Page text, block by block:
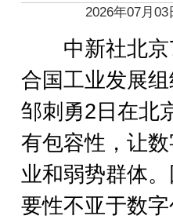
2026年07月
中新社北京7
合国工业发展
邹刺勇2日在北
有包容性，让
业和弱势群体
要性不亚于数字